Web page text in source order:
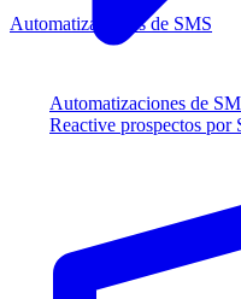
Automatizaciones de
Reactive prospectos por
Automatizaciones de SMS